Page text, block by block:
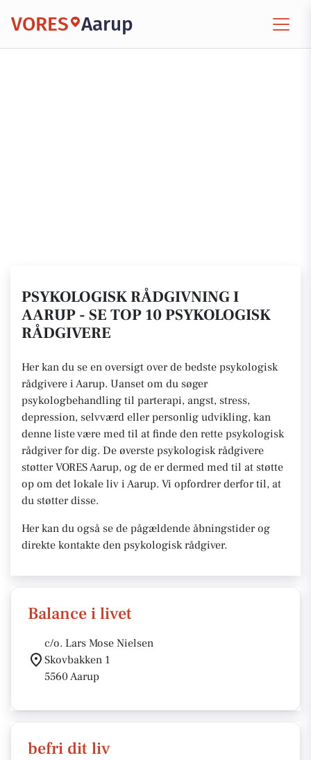
VORES Aarup
PSYKOLOGISK RÅDGIVNING I
AARUP - SE TOP 10 PSYKOLOGISK
RÅDGIVERE
Her kan du se en oversigt over de bedste psykologisk
rådgivere i Aarup. Uanset om du søger
psykologbehandling til parterapi, angst, stress,
depression, selvværd eller personlig udvikling, kan
denne liste være med til at finde den rette psykologisk
rådgiver for dig. De øverste psykologisk rådgivere
støtter VORES Aarup, og de er dermed med til at støtte
op om det lokale liv i Aarup. Vi opfordrer derfor til, at
du støtter disse.
Her kan du også se de pågældende åbningstider og
direkte kontakte den psykologisk rådgiver.
Balance i livet
c/o. Lars Mose Nielsen
Skovbakken 1
5560 Aarup
befri dit liv